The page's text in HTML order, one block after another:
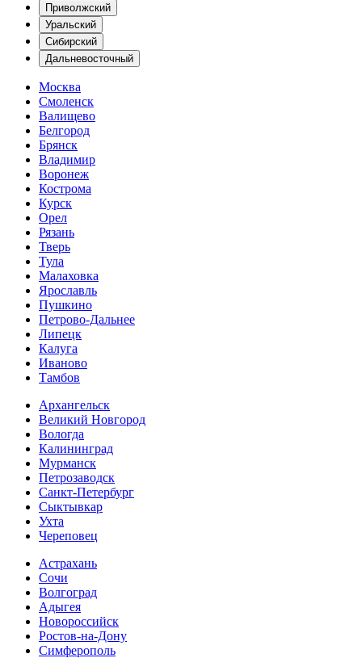
Приволжский
Уральский
Сибирский
Дальневосточный
Москва
Смоленск
Валищево
Белгород
Брянск
Владимир
Воронеж
Кострома
Курск
Орел
Рязань
Тверь
Тула
Малаховка
Ярославль
Пушкино
Петрово-Дальнее
Липецк
Калуга
Иваново
Тамбов
Архангельск
Великий Новгород
Вологда
Калининград
Мурманск
Петрозаводск
Санкт-Петербург
Сыктывкар
Ухта
Череповец
Астрахань
Сочи
Волгоград
Адыгея
Новороссийск
Ростов-на-Дону
Симферополь